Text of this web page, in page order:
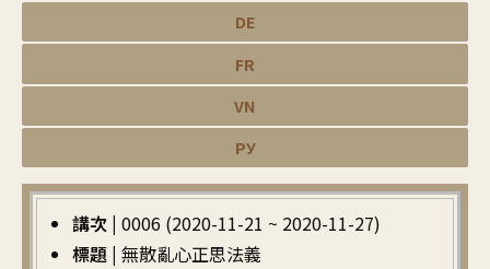
DE
FR
VN
РУ
講次 | 0006 (2020-11-21 ~ 2020-11-27)
標題 | 無散亂心正思法義